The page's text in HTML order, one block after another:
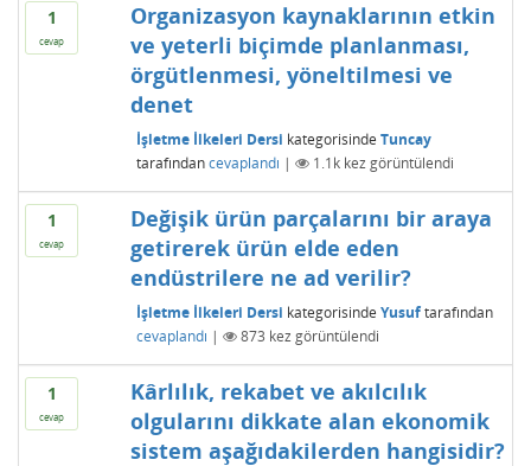
1
cevap
Organizasyon kaynaklarının etkin
ve yeterli biçimde planlanması,
örgütlenmesi, yöneltilmesi ve
denet
İşletme İlkeleri Dersi kategorisinde Tuncay
tarafından cevaplandı | 1.1kkez görüntülendi
1
cevap
Değişik ürün parçalarını bir araya
getirerek ürün elde eden
endüstrilere ne ad verilir?
İşletme İlkeleri Dersi kategorisinde Yusuf tarafından
cevaplandı | 873 kez görüntülendi
1
cevap
Kârlılık, rekabet ve akılcılık
olgularını dikkate alan ekonomik
sistem aşağıdakilerden hangisidir?